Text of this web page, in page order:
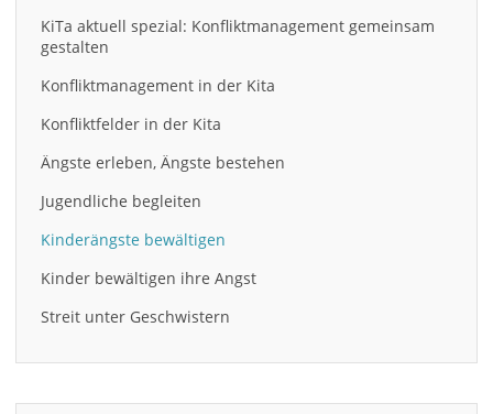
KiTa aktuell spezial: Konfliktmanagement gemeinsam
gestalten
Konfliktmanagement in der Kita
Konfliktfelder in der Kita
Ängste erleben, Ängste bestehen
Jugendliche begleiten
Kinderängste bewältigen
Kinder bewältigen ihre Angst
Streit unter Geschwistern